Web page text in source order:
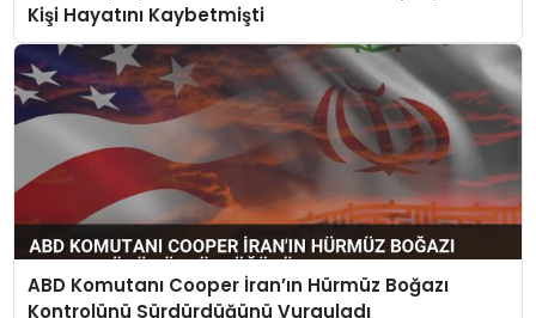
Kişi Hayatını Kaybetmişti
ABD Komutanı Cooper İran’ın Hürmüz Boğazı
Kontrolünü Sürdürdüğünü Vurguladı